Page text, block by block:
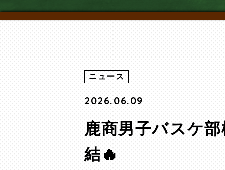
ニュース
2026.06.09
鹿商男子バスケ
結🔥